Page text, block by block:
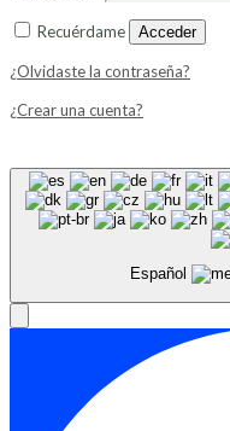
Recuérdame Acceder
¿Olvidaste la contraseña?
¿Crear una cuenta?
Español